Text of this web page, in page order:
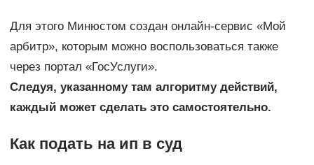
Для этого Минюстом создан онлайн-сервис «Мой
арбитр», которым можно воспользоваться также
через портал «ГосУслуги».
Следуя, указанному там алгоритму действий,
каждый может сделать это самостоятельно.
Как подать на ип в суд